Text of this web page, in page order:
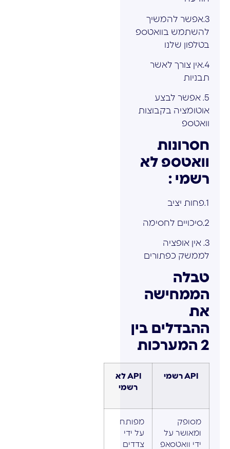
3.אפשר להמשיך
להשתמש בוואטספ
בטלפון שלנו
4.אין צורך לאשר
תבניות
5. אפשר לבצע
אוטומציה בקבוצות
וואטספ
חסרונות
וואטספ לא
רשמי :
1.פחות יציב
2.סיכויים לחסימה
3. אין אופציה
לממשק כפתורים
טבלה
הממחישה
את
ההבדלים בין
2 המערכות
API רשמי
API לא
רשמי
מסופק
ומאושר על
ידי וואטסאפ
מפותח
על ידי
צדדים